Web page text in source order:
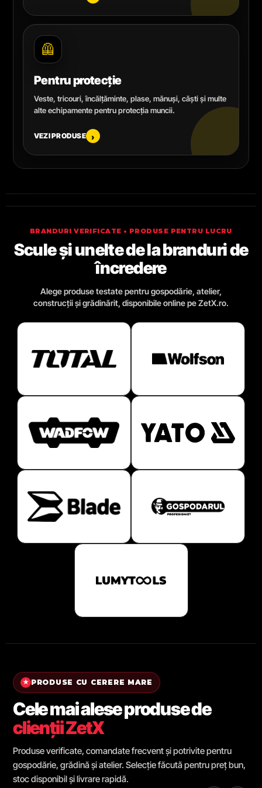
🦺
Pentru protecție
Veste, tricouri, încălțăminte, plase, mănuși, căști și multe
alte echipamente pentru protecția muncii.
VEZI PRODUSE ›
BRANDURI VERIFICATE • PRODUSE PENTRU LUCRU
Scule și unelte de la branduri de
încredere
Alege produse testate pentru gospodărie, atelier,
construcții și grădinărit, disponibile online pe ZetX.ro.
★ PRODUSE CU CERERE MARE
Cele mai alese produse de
clienții ZetX
Produse verificate, comandate frecvent și potrivite pentru
gospodărie, grădină și atelier. Selecție făcută pentru preț bun,
stoc disponibil și livrare rapidă.